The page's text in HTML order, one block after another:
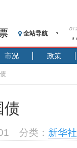
全站导航
记
沥
市况 政策
债
分类： 新华